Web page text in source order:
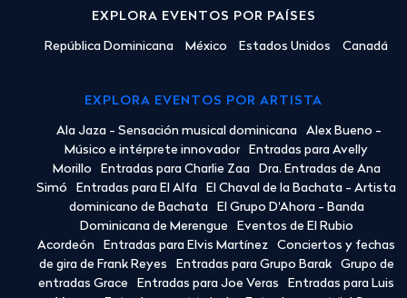
EXPLORA EVENTOS POR PAÍSES
República Dominicana México Estados Unidos Canadá
EXPLORA EVENTOS POR ARTISTA
Ala Jaza - Sensación musical dominicana
Alex Bueno -
Músico e intérprete innovador
Entradas para Avelly
Morillo
Entradas para Charlie Zaa
Dra. Entradas de Ana
Simó
Entradas para El Alfa
El Chaval de la Bachata - Artista
dominicano de Bachata
El Grupo D'Ahora - Banda
Dominicana de Merengue
Eventos de El Rubio
Acordeón
Entradas para Elvis Martínez
Conciertos y fechas
de gira de Frank Reyes
Entradas para Grupo Barak
Grupo de
entradas Grace
Entradas para Joe Veras
Entradas para Luis